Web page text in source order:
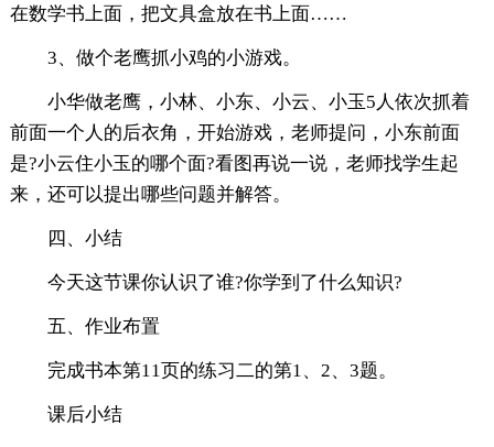
在数学书上面，把文具盒放在书上面……
3、做个老鹰抓小鸡的小游戏。
小华做老鹰，小林、小东、小云、小玉5人依次抓着
前面一个人的后衣角，开始游戏，老师提问，小东前面
是?小云住小玉的哪个面?看图再说一说，老师找学生起
来，还可以提出哪些问题并解答。
四、小结
今天这节课你认识了谁?你学到了什么知识?
五、作业布置
完成书本第11页的练习二的第1、2、3题。
课后小结